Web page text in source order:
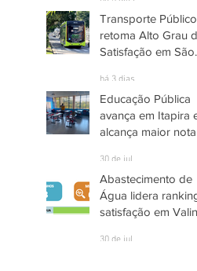
de Parnaíba
Transporte Público
retoma Alto Grau
Satisfação em São
há 3 dias
Educação Pública
avança em Itapira
alcança maior nota
30 de jul.
Abastecimento de
Água lidera ranking
satisfação em
30 de jul.